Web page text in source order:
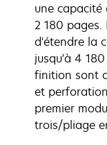
une
2 180
d'étendre la
jusqu'à 4
finition sont
et
premier
trois/pliage